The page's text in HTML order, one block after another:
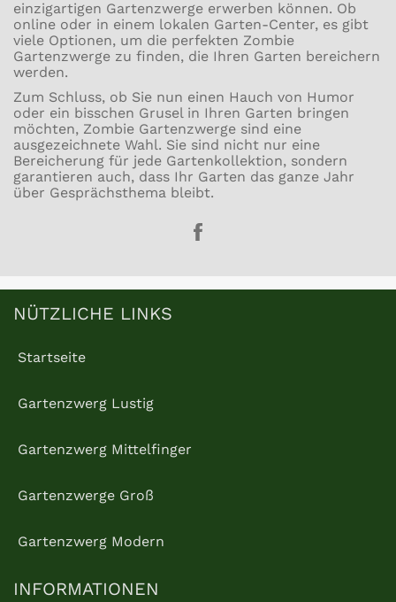
einzigartigen Gartenzwerge erwerben können. Ob
online oder in einem lokalen Garten-Center, es gibt
viele Optionen, um die perfekten Zombie
Gartenzwerge zu finden, die Ihren Garten bereichern
werden.
Zum Schluss, ob Sie nun einen Hauch von Humor
oder ein bisschen Grusel in Ihren Garten bringen
möchten, Zombie Gartenzwerge sind eine
ausgezeichnete Wahl. Sie sind nicht nur eine
Bereicherung für jede Gartenkollektion, sondern
garantieren auch, dass Ihr Garten das ganze Jahr
über Gesprächsthema bleibt.
Teile
NÜTZLICHE LINKS
Startseite
Gartenzwerg Lustig
Gartenzwerg Mittelfinger
Gartenzwerge Groß
Gartenzwerg Modern
INFORMATIONEN